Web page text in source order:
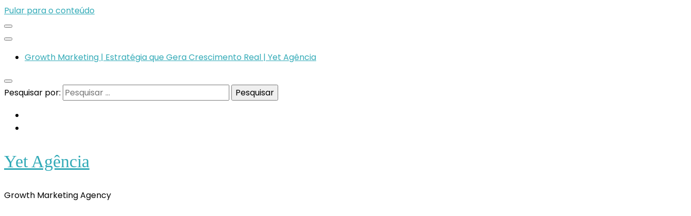
Pular para o conteúdo
Growth Marketing | Estratégia que Gera Crescimento Real | Yet Agência
Pesquisar por:
Yet Agência
Growth Marketing Agency